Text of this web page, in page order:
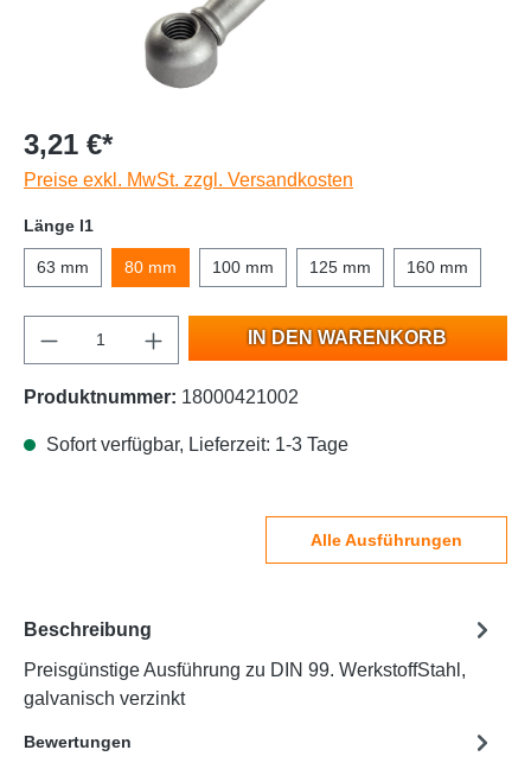
3,21 €*
Preise exkl. MwSt. zzgl. Versandkosten
Länge l1
63 mm 80 mm 100 mm 125 mm 160 mm
IN DEN WARENKORB
Produktnummer: 18000421002
Sofort verfügbar, Lieferzeit: 1-3 Tage
Alle Ausführungen
Beschreibung
Preisgünstige Ausführung zu DIN 99. WerkstoffStahl,
galvanisch verzinkt
Bewertungen